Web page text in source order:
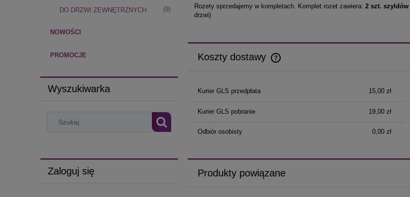
DO DRZWI ZEWNĘTRZNYCH (9)
NOWOŚCI
PROMOCJE
Wyszukiwarka
Zaloguj się
Rozety sprzedajemy w kompletach. Komplet rozet zawiera: 2 szt. szyldów
drzwi)
Koszty dostawy
Kurier GLS przedpłata 15,00 zł
Kurier GLS pobranie 19,00 zł
Odbiór osobisty 0,00 zł
Produkty powiązane